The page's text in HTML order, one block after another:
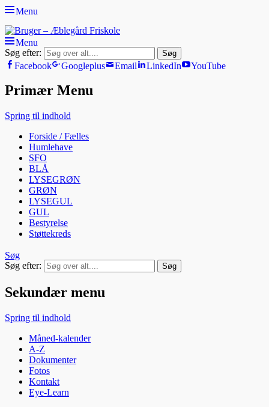
Menu
Bruger - Æblegård Friskole
SIDEN FOR FORÆLDRE, ELEVER OG PERSONALE
Menu
Søg efter:
Facebook Googleplus Email LinkedIn YouTube
Primær Menu
Spring til indhold
Forside / Fælles
Humlehave
SFO
BLÅ
LYSEGRØN
GRØN
LYSEGUL
GUL
Bestyrelse
Støttekreds
Søg
Søg efter:
Sekundær menu
Spring til indhold
Måned-kalender
A-Z
Dokumenter
Fotos
Kontakt
Eye-Learn